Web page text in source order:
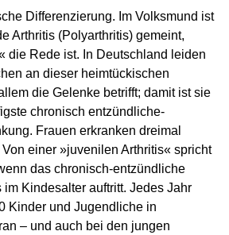
Differenzierung. Im Volksmund ist
Arthritis (Polyarthritis) gemeint,
die Rede ist. In Deutschland leiden
an dieser heimtückischen
die Gelenke betrifft; damit ist sie
chronisch entzündliche-
Frauen erkranken dreimal
einer »juvenilen Arthritis« spricht
das chronisch-entzündliche
Kindesalter auftritt. Jedes Jahr
Kinder und Jugendliche in
– und auch bei den jungen